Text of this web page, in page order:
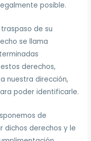
posible.
de su
se llama
derechos,
nuestra dirección,
poder identificarle.
de
dichos derechos y le